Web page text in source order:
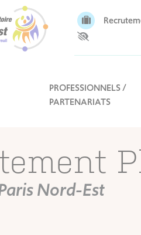
PROFESSIONNELS /
PARTENARIATS
Nord-Est